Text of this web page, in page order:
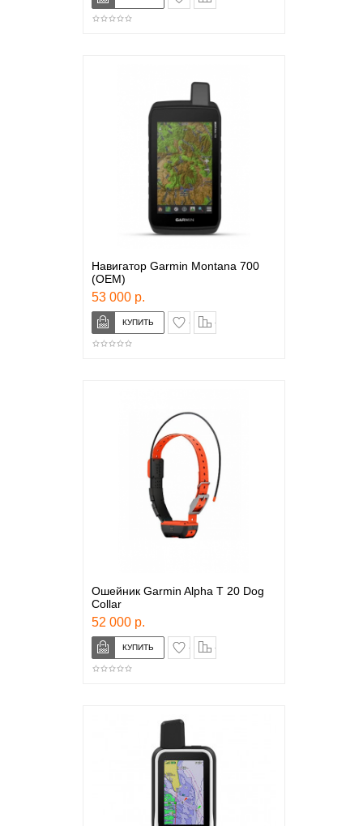
Навигатор Garmin Montana 700
(OEM)
53 000 р.
в закладки
Ошейник Garmin Alpha T 20 Dog
Collar
52 000 р.
в закладки